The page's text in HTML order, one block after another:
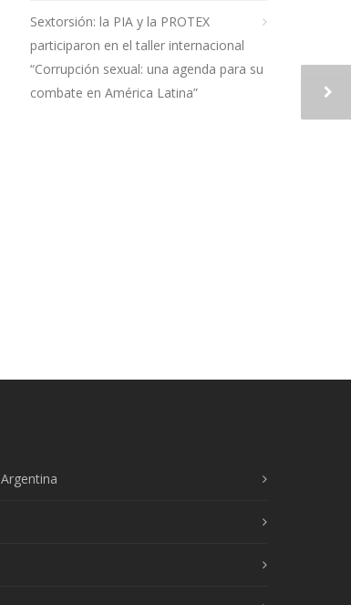
Sextorsión: la PIA y la PROTEX
participaron en el taller internacional
“Corrupción sexual: una agenda para su
combate en América Latina”